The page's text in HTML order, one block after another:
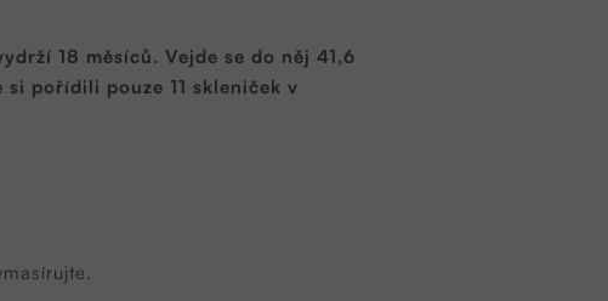
18 měsíců. Vejde se do něj 41,6
pořídili pouze 11 skleniček v